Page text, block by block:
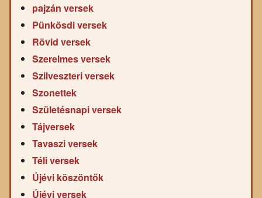
pajzán versek
Pünkösdi versek
Rövid versek
Szerelmes versek
Szilveszteri versek
Szonettek
Születésnapi versek
Tájversek
Tavaszi versek
Téli versek
Újévi köszöntők
Újévi versek